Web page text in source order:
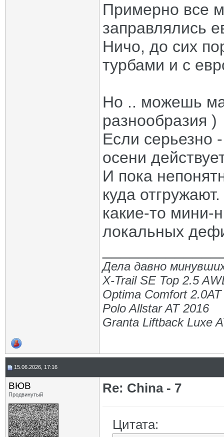
Примерно все
заправлялись
Ничо, до сих
турбами и с
Но .. можешь
разнообразия )
Если серьезно
осени
И пока
куда
какие-то мини-
локальных
Дела давно
X-Trail SE Top 2.5
Optima Comfort
Polo Allstar AT 2016
Granta Liftback Luxe
15.06.2026, 17:16
ВЮВ
Продвинутый Re: China - 7
Цитата: